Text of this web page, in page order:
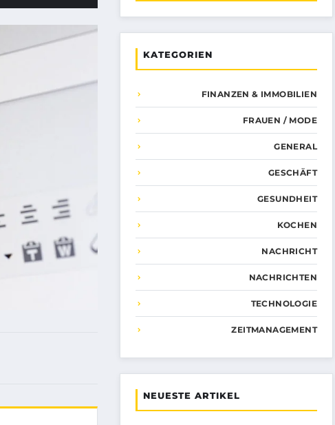
KATEGORIEN
FINANZEN & IMMOBILIEN
FRAUEN / MODE
GENERAL
GESCHÄFT
GESUNDHEIT
KOCHEN
NACHRICHT
NACHRICHTEN
TECHNOLOGIE
ZEITMANAGEMENT
NEUESTE ARTIKEL